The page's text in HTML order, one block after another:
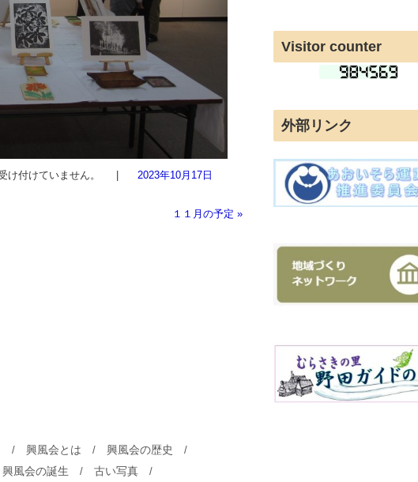
け付けていません。 2023年10月17日
１１月の予定»
Visitor counter
外部リンク
/ 興風会とは / 興風会の歴史 /
興風会の誕生 / 古い写真 /